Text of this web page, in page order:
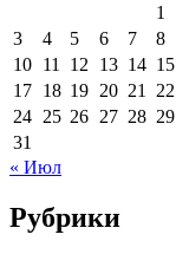
1
3
4 5 6 7 8
10 11 12 13 14 15
17 18 19 20 21 22
24 25 26 27 28 29
31
« Июл
Рубрики